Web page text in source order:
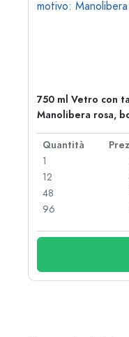
750 ml Vetro con
Manolibera rosa,
Quantità
1
12
48
96